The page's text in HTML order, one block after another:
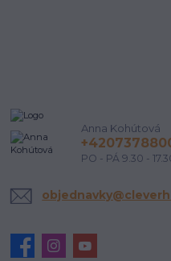
Anna Kohútová
PO - PÁ 9.30 -